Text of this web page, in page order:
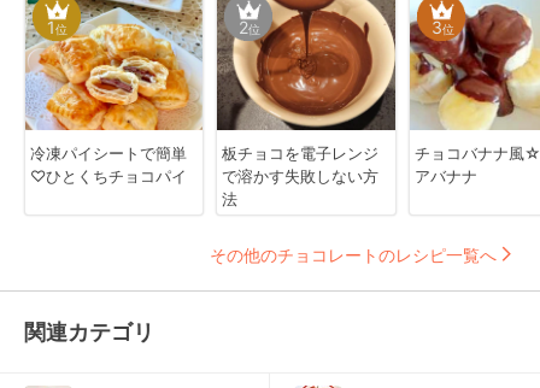
1位
冷凍パイシートで簡単
♡ひとくちチョコパイ
2位
板チョコを電子レンジ
で溶かす失敗しない方
法
3位
チョコバナナ風
アバナナ
その他のチョコレートのレシピ一覧へ
関連カテゴリ